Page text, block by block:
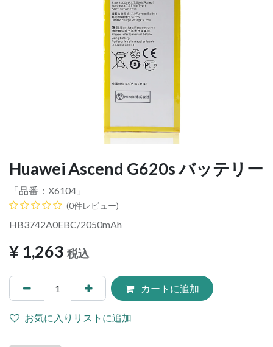
Huawei Ascend G620s バッテリー
「品番： X6104 」
(0件レビュー)
HB3742A0EBC/2050mAh
¥ 1,263 税込
カートに追加
お気に入りリストに追加